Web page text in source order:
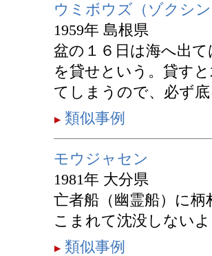
ウミボウズ（ゾクシ
1959年 島根県
盆の１６日は海へ出
を貸せという。貸す
てしまうので、必ず
類似事例
モウジャセン
1981年 大分県
亡者船（幽霊船）に
こまれて沈没しない
類似事例